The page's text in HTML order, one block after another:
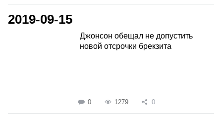
2019-09-15
Джонсон обещал не допустить
новой отсрочки брекзита
0 1279 0